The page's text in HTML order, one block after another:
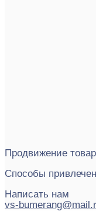
Продвижение
Способы
Написать нам
vs-